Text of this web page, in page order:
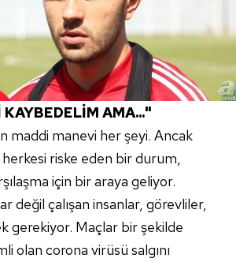
AMA..."
manevi her şeyi. Ancak
riske eden bir durum,
için bir araya geliyor.
değil çalışan insanlar, görevliler,
gerekiyor. Maçlar bir şekilde
olan corona virüsü salgını